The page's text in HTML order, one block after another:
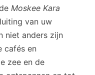
Moskee Kara
van uw
niet anders zijn
cafés en
zee en de